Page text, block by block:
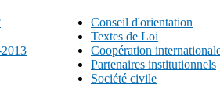
Conseil d'orientation
Textes de Loi
Coopération
Partenaires institutionnels
Société civile